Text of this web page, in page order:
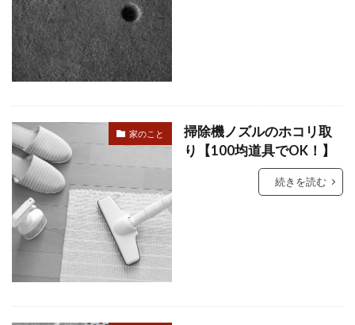
家のこと
掃除機ノズルのホコリ取
り【100均道具でOK！】
続きを読む